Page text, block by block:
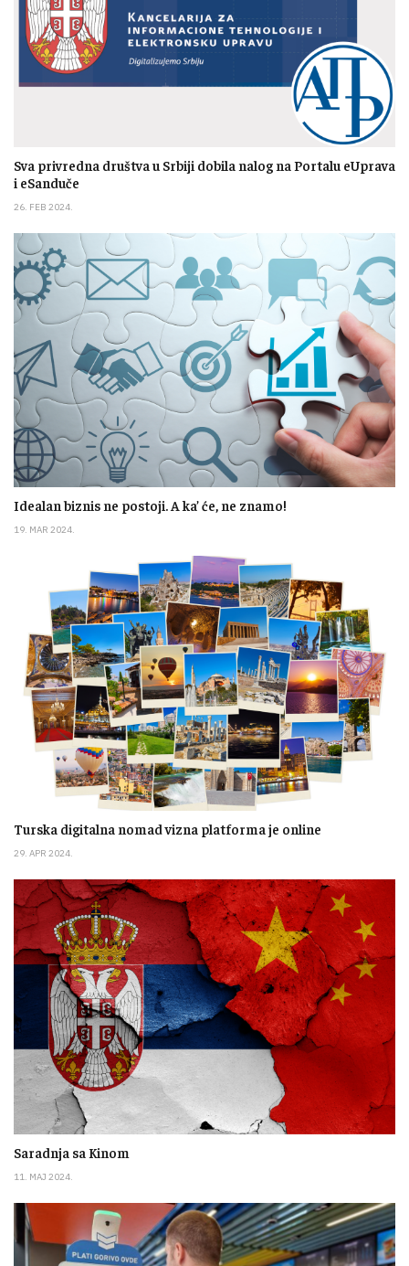
Sva privredna društva u Srbiji dobila nalog na Portalu eUprava
i eSanduče
26. FEB 2024.
Idealan biznis ne postoji. A ka’ će, ne znamo!
19. MAR 2024.
Turska digitalna nomad vizna platforma je online
29. APR 2024.
Saradnja sa Kinom
11. MAJ 2024.